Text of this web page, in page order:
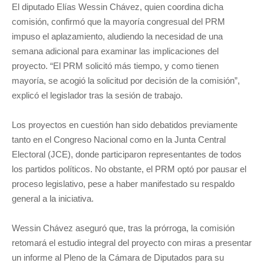
El diputado Elías Wessin Chávez, quien coordina dicha
comisión, confirmó que la mayoría congresual del PRM
impuso el aplazamiento, aludiendo la necesidad de una
semana adicional para examinar las implicaciones del
proyecto. “El PRM solicitó más tiempo, y como tienen
mayoría, se acogió la solicitud por decisión de la comisión”,
explicó el legislador tras la sesión de trabajo.
Los proyectos en cuestión han sido debatidos previamente
tanto en el Congreso Nacional como en la Junta Central
Electoral (JCE), donde participaron representantes de todos
los partidos políticos. No obstante, el PRM optó por pausar el
proceso legislativo, pese a haber manifestado su respaldo
general a la iniciativa.
Wessin Chávez aseguró que, tras la prórroga, la comisión
retomará el estudio integral del proyecto con miras a presentar
un informe al Pleno de la Cámara de Diputados para su